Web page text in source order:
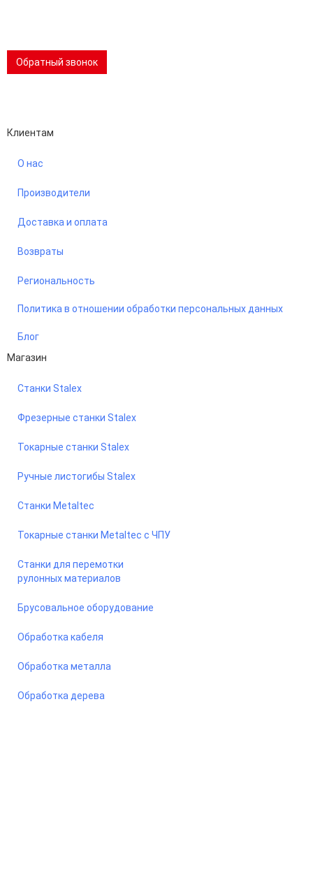
Обратный звонок
Клиентам
О нас
Производители
Доставка и оплата
Возвраты
Региональность
Политика в отношении обработки персональных данных
Блог
Магазин
Станки Stalex
Фрезерные станки Stalex
Токарные станки Stalex
Ручные листогибы Stalex
Станки Metaltec
Токарные станки Metaltec с ЧПУ
Станки для перемотки
рулонных материалов
Брусовальное оборудование
Обработка кабеля
Обработка металла
Обработка дерева